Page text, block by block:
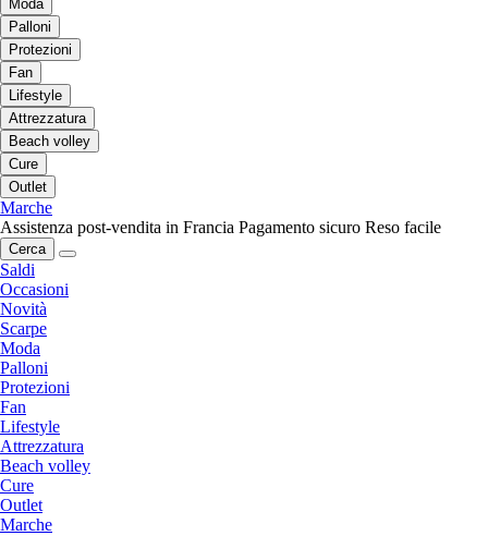
Moda
Palloni
Protezioni
Fan
Lifestyle
Attrezzatura
Beach volley
Cure
Outlet
Marche
Assistenza post-vendita in Francia Pagamento sicuro Reso facile
Cerca
Saldi
Occasioni
Novità
Scarpe
Moda
Palloni
Protezioni
Fan
Lifestyle
Attrezzatura
Beach volley
Cure
Outlet
Marche